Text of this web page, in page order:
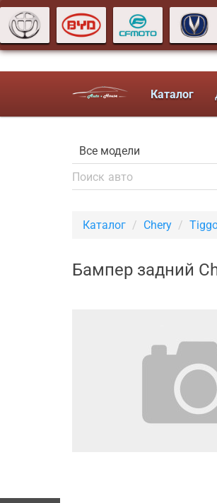
Каталог
Каталог Chery
Бампер задний